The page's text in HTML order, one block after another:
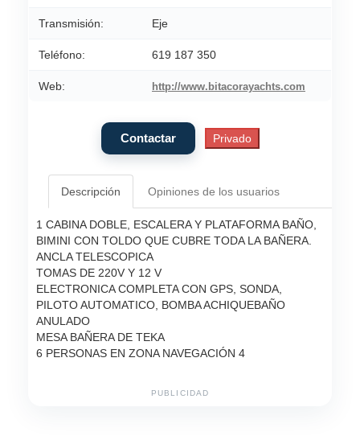
Transmisión: Eje
Teléfono: 619 187 350
Web: http://www.bitacorayachts.com
Descripción Opiniones de los usuarios
1 CABINA DOBLE, ESCALERA Y PLATAFORMA BAÑO,
BIMINI CON TOLDO QUE CUBRE TODA LA BAÑERA.
ANCLA TELESCOPICA
TOMAS DE 220V Y 12 V
ELECTRONICA COMPLETA CON GPS, SONDA,
PILOTO AUTOMATICO, BOMBA ACHIQUEBAÑO
ANULADO
MESA BAÑERA DE TEKA
6 PERSONAS EN ZONA NAVEGACIÓN 4
PUBLICIDAD